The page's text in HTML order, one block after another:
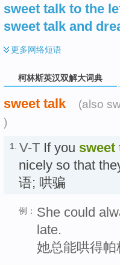
sweet talk to the
sweet talk and
更多网络短语
柯林斯英汉双解大词典
sweet talk (also
)
1. V-T If you sweet
nicely so that
语; 哄骗
例： She could
late.
她总能哄得